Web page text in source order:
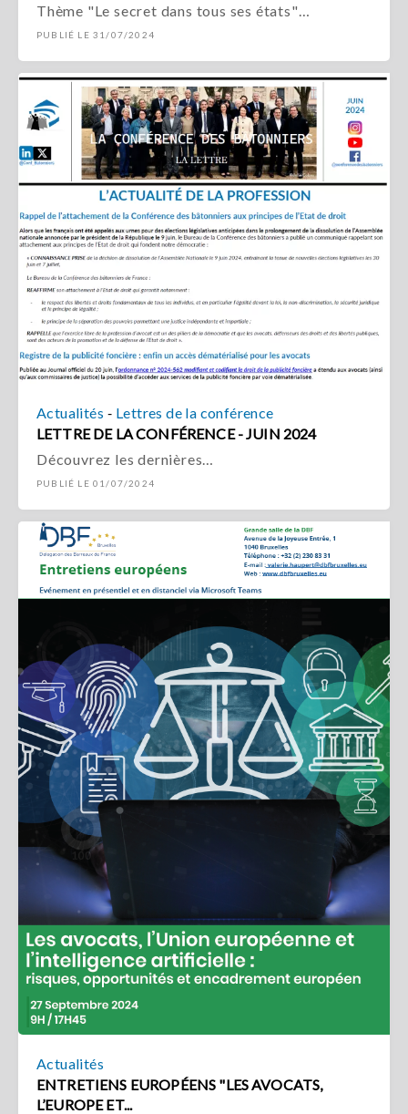
Thème "Le secret dans tous ses états"…
PUBLIÉ LE 31/07/2024
Actualités - Lettres de la conférence
LETTRE DE LA CONFÉRENCE - JUIN 2024
Découvrez les dernières…
PUBLIÉ LE 01/07/2024
Actualités
ENTRETIENS EUROPÉENS "LES AVOCATS,
L’EUROPE ET...